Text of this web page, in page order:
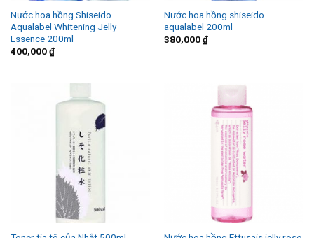
Nước hoa hồng Shiseido
Aqualabel Whitening Jelly
Essence 200ml
400,000₫
Nước hoa hồng shiseido
aqualabel 200ml
380,000₫